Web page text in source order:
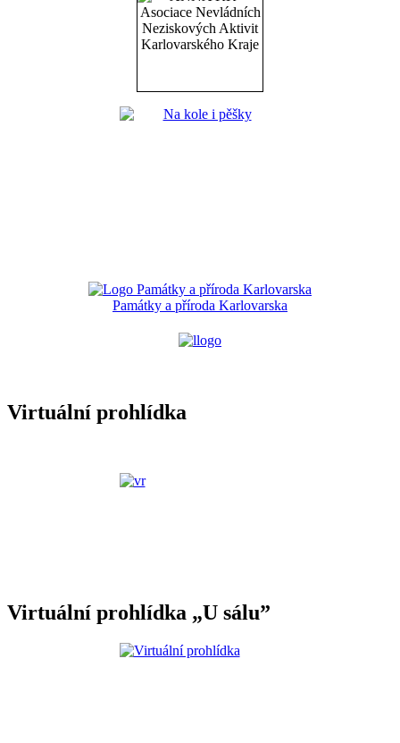
Památky a příroda Karlovarska
Virtuální prohlídka
Virtuální prohlídka „U sálu”